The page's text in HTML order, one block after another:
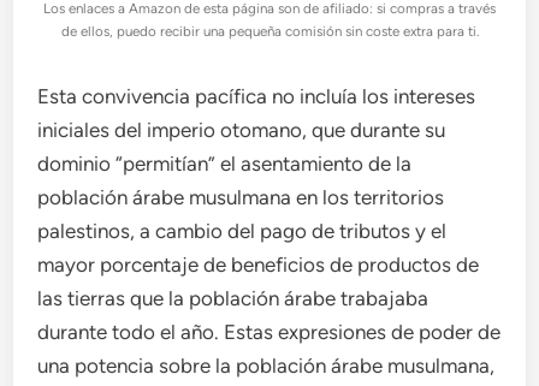
Los enlaces a Amazon de esta página son de afiliado: si compras a través
de ellos, puedo recibir una pequeña comisión sin coste extra para ti.
Esta convivencia pacífica no incluía los intereses
iniciales del imperio otomano, que durante su
dominio “permitían” el asentamiento de la
población árabe musulmana en los territorios
palestinos, a cambio del pago de tributos y el
mayor porcentaje de beneficios de productos de
las tierras que la población árabe trabajaba
durante todo el año. Estas expresiones de poder de
una potencia sobre la población árabe musulmana,